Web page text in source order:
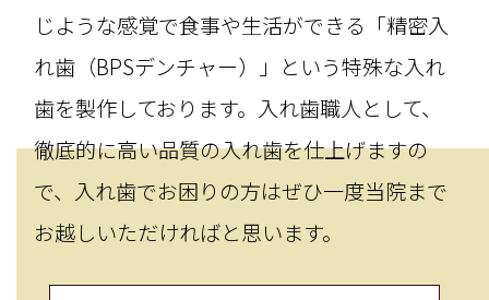
じような感覚で食事や生活ができる「精密入
れ歯（BPSデンチャー）」という特殊な入れ
歯を製作しております。入れ歯職人として、
徹底的に高い品質の入れ歯を仕上げますの
で、入れ歯でお困りの方はぜひ一度当院まで
お越しいただければと思います。